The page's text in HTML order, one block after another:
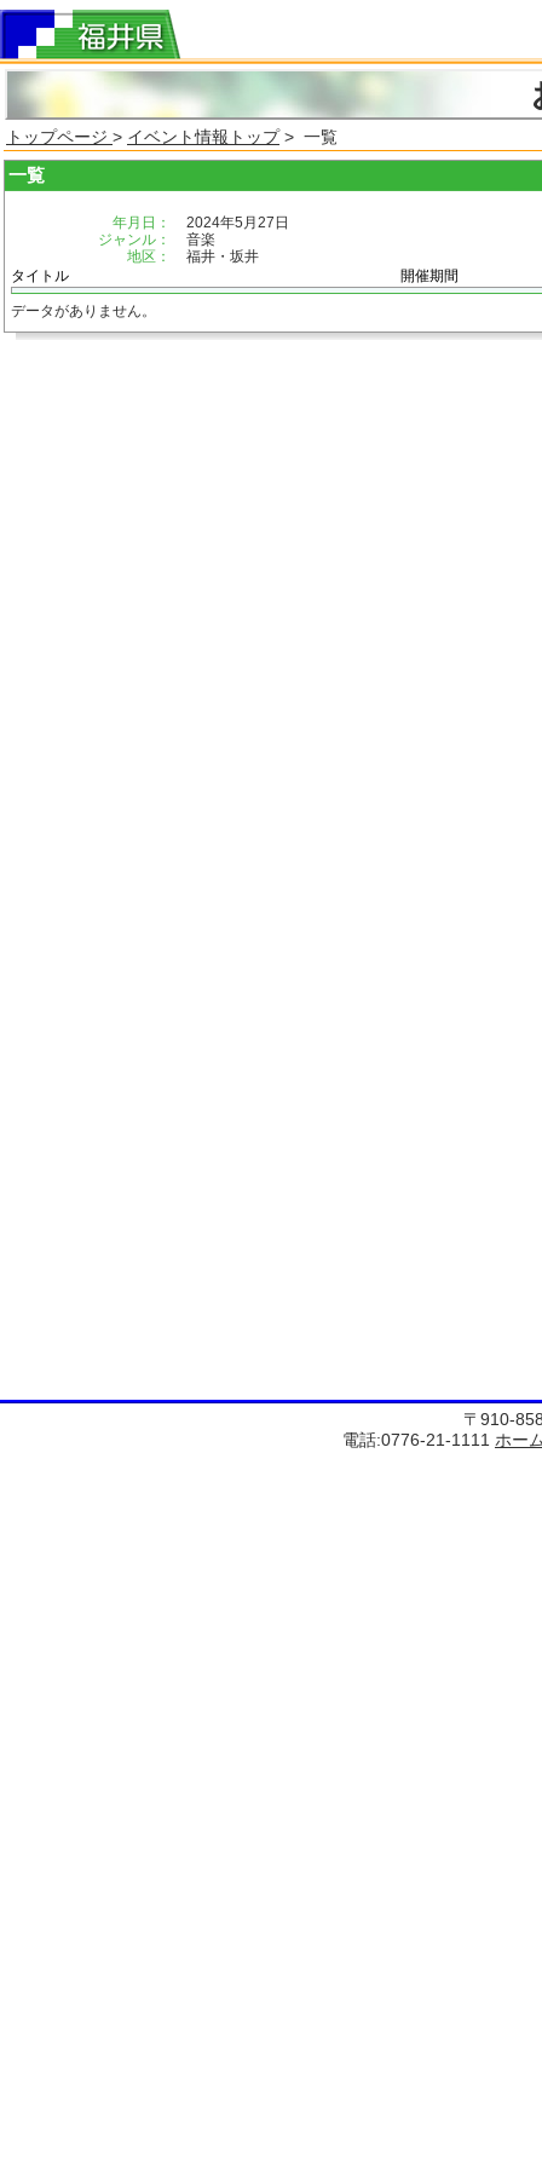
トップページ > イベント情報トップ> 一覧
一覧
年月日：
2024年5月27日
ジャンル：
音楽
地区：
福井・坂井
タイトル
開催期間
データがありません。
〒910-
電話:0776-21-1111 ホー